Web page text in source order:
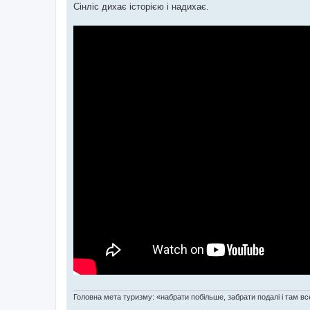
Сінліс дихає історією і надихає.
Головна мета туризму: «набрати побільше, забрати подалі і там